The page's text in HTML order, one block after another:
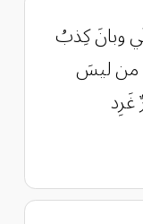
وبانَ كِذبُ
من ليسَ